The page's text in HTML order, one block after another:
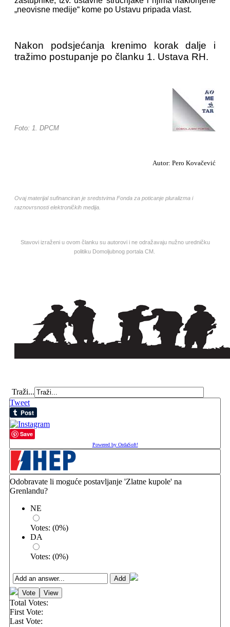
„neovisne medije“ kome po Ustavu pripada vlast.
Nakon podsjećanja krenimo korak dalje i
tražimo postupanje po članku 1. Ustava RH.
Foto: 1. DPCM
Autor: Pero Kovačević
Ovaj materijal sufinanciran je sredstvima Fonda za poticanje pluralizma i
raznovrsnosti elektroničkih medija.
Stavovi izraženi u ovom članku su autorovi i ne odražavaju nužno uredničku
politiku Domoljubnog portala CM.
Traži...
Tweet
Save
Powered by OrdaSoft!
Odobravate li moguće postavljanje 'Zlatne kupole' na
Grenlandu?
NE
Votes: (0%)
DA
Votes: (0%)
Total Votes:
First Vote:
Last Vote: